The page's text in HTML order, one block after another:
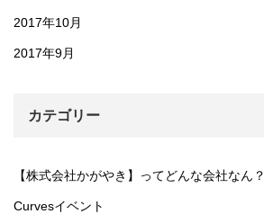
2017年10月
2017年9月
カテゴリー
【株式会社かがやき】ってどんな会社なん？
Curvesイベント